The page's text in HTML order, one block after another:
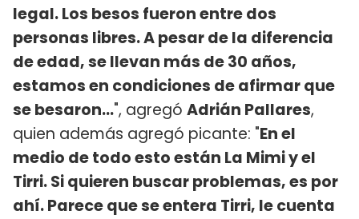
legal. Los besos fueron entre dos
personas libres. A pesar de la diferencia
de edad, se llevan más de 30 años,
estamos en condiciones de afirmar que
se besaron...", agregó Adrián Pallares,
quien además agregó picante: "En el
medio de todo esto están La Mimi y el
Tirri. Si quieren buscar problemas, es por
ahí. Parece que se entera Tirri, le cuenta